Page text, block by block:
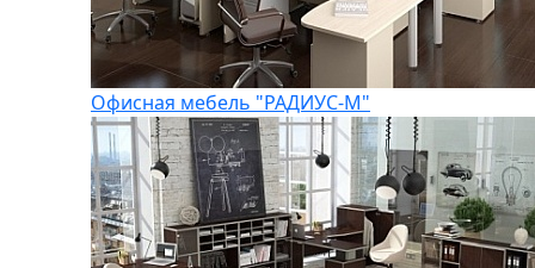
Офисная мебель "РАДИУС-М"